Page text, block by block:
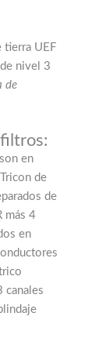
tierra UEF
nivel 3
de
en
de
de
más 4
en
canales